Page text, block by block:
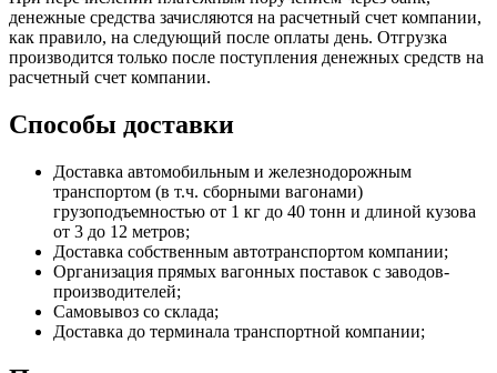
денежные средства зачисляются на расчетный счет компании,
как правило, на следующий после оплаты день. Отгрузка
производится только после поступления денежных средств на
расчетный счет компании.
Способы доставки
Доставка автомобильным и железнодорожным
транспортом (в т.ч. сборными вагонами)
грузоподъемностью от 1 кг до 40 тонн и длиной кузова
от 3 до 12 метров;
Доставка собственным автотранспортом компании;
Организация прямых вагонных поставок с заводов-
производителей;
Самовывоз со склада;
Доставка до терминала транспортной компании;